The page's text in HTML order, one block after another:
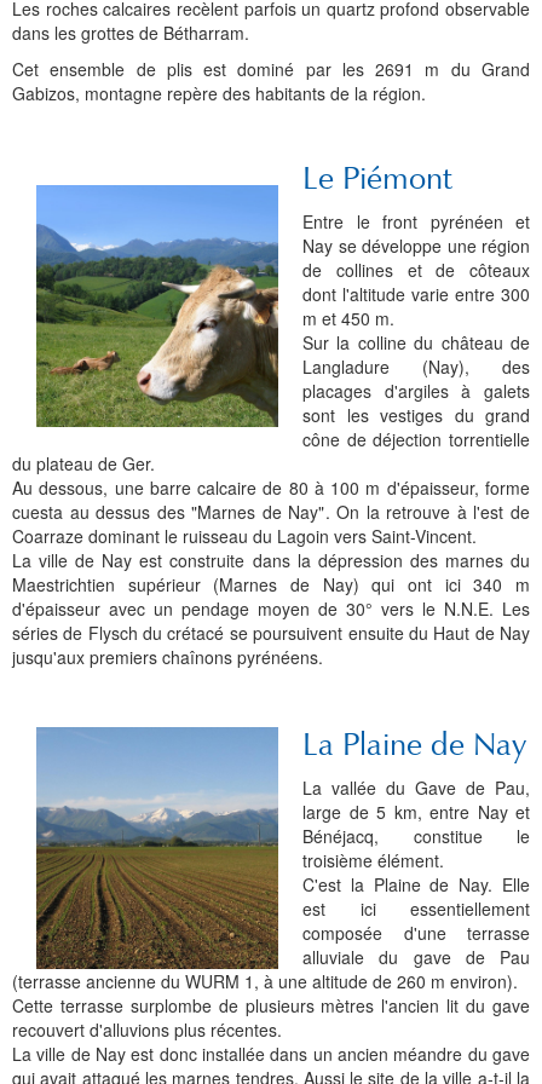
Les roches calcaires recèlent parfois un quartz profond observable
dans les grottes de Bétharram.
Cet ensemble de plis est dominé par les 2691 m du Grand
Gabizos, montagne repère des habitants de la région.
Le Piémont
Entre le front pyrénéen et
Nay se développe une région
de collines et de côteaux
dont l'altitude varie entre 300
m et 450 m.
Sur la colline du château de
Langladure (Nay), des
placages d'argiles à galets
sont les vestiges du grand
cône de déjection torrentielle
du plateau de Ger.
Au dessous, une barre calcaire de 80 à 100 m d'épaisseur, forme
cuesta au dessus des "Marnes de Nay". On la retrouve à l'est de
Coarraze dominant le ruisseau du Lagoin vers Saint-Vincent.
La ville de Nay est construite dans la dépression des marnes du
Maestrichtien supérieur (Marnes de Nay) qui ont ici 340 m
d'épaisseur avec un pendage moyen de 30° vers le N.N.E. Les
séries de Flysch du crétacé se poursuivent ensuite du Haut de Nay
jusqu'aux premiers chaînons pyrénéens.
La Plaine de Nay
La vallée du Gave de Pau,
large de 5 km, entre Nay et
Bénéjacq, constitue le
troisième élément.
C'est la Plaine de Nay. Elle
est ici essentiellement
composée d'une terrasse
alluviale du gave de Pau
(terrasse ancienne du WURM 1, à une altitude de 260 m environ).
Cette terrasse surplombe de plusieurs mètres l'ancien lit du gave
recouvert d'alluvions plus récentes.
La ville de Nay est donc installée dans un ancien méandre du gave
qui avait attaqué les marnes tendres. Aussi le site de la ville a-t-il la